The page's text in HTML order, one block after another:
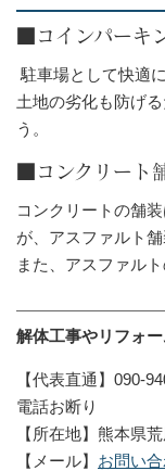
■コインパーキ
駐車場として快適
土地の劣化も防げ
う。
■コンクリート
コンクリートの舗
が、アスファルト
また、アスファル
解体工事やリフォ
【代表直通】090-
電話お断り
【所在地】熊本県
【メール】 お問い